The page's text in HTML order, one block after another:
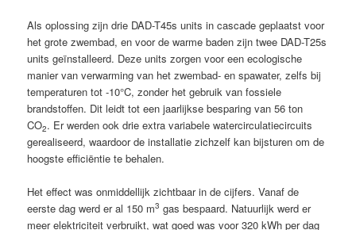
Als oplossing zijn drie DAD-T45s units in cascade geplaatst voor
het grote zwembad, en voor de warme baden zijn twee DAD-T25s
units geïnstalleerd. Deze units zorgen voor een ecologische
manier van verwarming van het zwembad- en spawater, zelfs bij
temperaturen tot -10°C, zonder het gebruik van fossiele
brandstoffen. Dit leidt tot een jaarlijkse besparing van 56 ton
CO2. Er werden ook drie extra variabele watercirculatiecircuits
gerealiseerd, waardoor de installatie zichzelf kan bijsturen om de
hoogste efficiëntie te behalen.
Het effect was onmiddellijk zichtbaar in de cijfers. Vanaf de
eerste dag werd er al 150 m3 gas bespaard. Natuurlijk werd er
meer elektriciteit verbruikt, wat goed was voor 320 kWh per dag